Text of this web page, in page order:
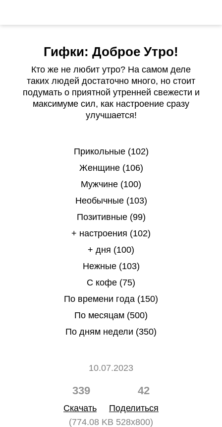
Гифки: Доброе Утро!
Кто же не любит утро? На самом деле
таких людей достаточно много, но стоит
подумать о приятной утренней свежести и
максимуме сил, как настроение сразу
улучшается!
Прикольные (102)
Женщине (106)
Мужчине (100)
Необычные (103)
Позитивные (99)
+ настроения (102)
+ дня (100)
Нежные (103)
С кофе (75)
По времени года (150)
По месяцам (500)
По дням недели (350)
10.07.2023
339 42
Скачать
Поделиться
(774.08 KB 528x800)